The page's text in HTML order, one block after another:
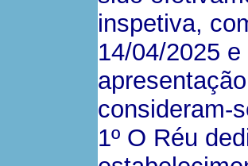
inspetiva,
14/04/2025
consideram-
1º O Réu